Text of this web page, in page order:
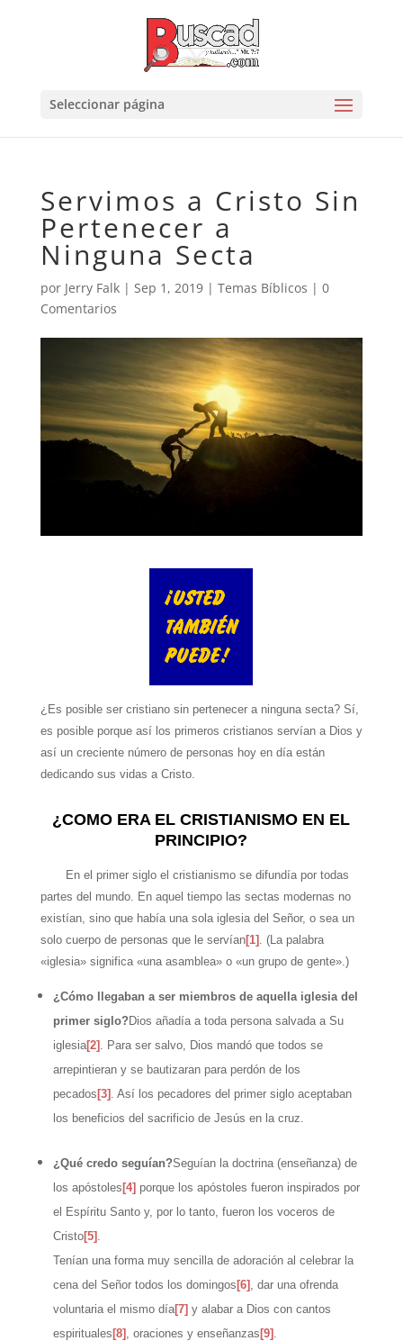
Seleccionar página
Servimos a Cristo Sin
Pertenecer a
Ninguna Secta
por Jerry Falk| Sep 1, 2019| Temas Bíblicos | 0
Comentarios
¿Es posible ser cristiano sin pertenecer a ninguna secta? Sí,
es posible porque así los primeros cristianos servían a Dios y
así un creciente número de personas hoy en día están
dedicando sus vidas a Cristo.
¿COMO ERA EL CRISTIANISMO EN EL
PRINCIPIO?
En el primer siglo el cristianismo se difundía por todas
partes del mundo. En aquel tiempo las sectas modernas no
existían, sino que había una sola iglesia del Señor, o sea un
solo cuerpo de personas que le servían[1]. (La palabra
«iglesia» significa «una asamblea» o «un grupo de gente».)
¿Cómo llegaban a ser miembros de aquella iglesia del
primer siglo?Dios añadía a toda persona salvada a Su
iglesia[2]. Para ser salvo, Dios mandó que todos se
arrepintieran y se bautizaran para perdón de los
pecados[3]. Así los pecadores del primer siglo aceptaban
los beneficios del sacrificio de Jesús en la cruz.
¿Qué credo seguían?Seguían la doctrina (enseñanza) de
los apóstoles[4]porque los apóstoles fueron inspirados por
el Espíritu Santo y, por lo tanto, fueron los voceros de
Cristo[5].
Tenían una forma muy sencilla de adoración al celebrar la
cena del Señor todos los domingos[6], dar una ofrenda
voluntaria el mismo día[7]y alabar a Dios con cantos
espirituales[8], oraciones y enseñanzas[9].